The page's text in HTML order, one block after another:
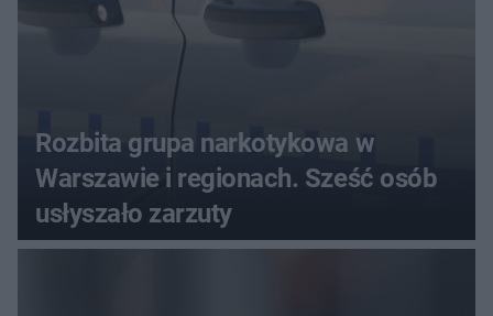
Rozbita grupa narkotykowa w
Warszawie i regionach. Sześć osób
usłyszało zarzuty